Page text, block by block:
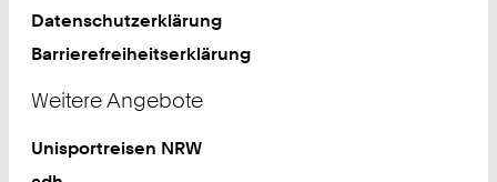
Datenschutzerklärung
Barrierefreiheitserklärung
Weitere Angebote
Unisportreisen NRW